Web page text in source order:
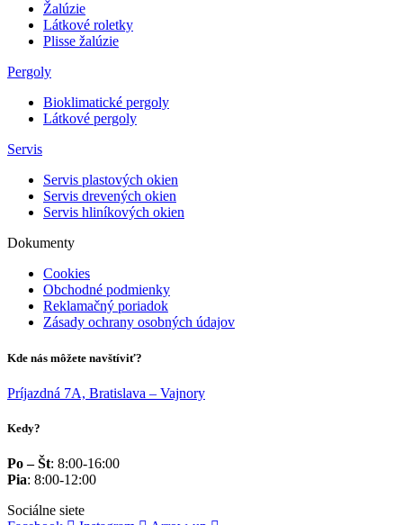
Žalúzie
Látkové roletky
Plisse žalúzie
Pergoly
Bioklimatické pergoly
Látkové pergoly
Servis
Servis plastových okien
Servis drevených okien
Servis hliníkových okien
Dokumenty
Cookies
Obchodné podmienky
Reklamačný poriadok
Zásady ochrany osobných údajov
Kde nás môžete navštíviť?
Príjazdná 7A, Bratislava – Vajnory
Kedy?
Po – Št: 8:00-16:00
Pia: 8:00-12:00
Sociálne siete